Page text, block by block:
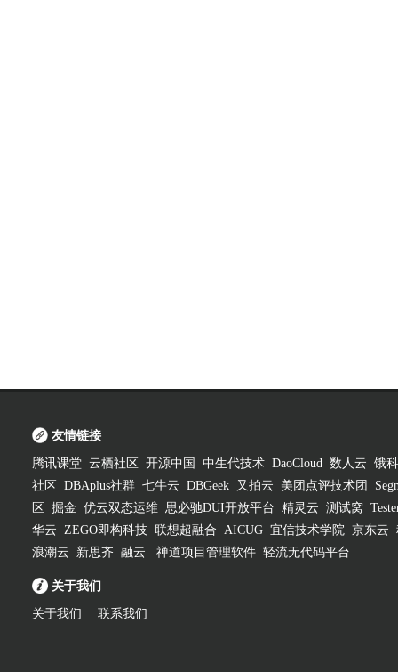
友情链接
腾讯课堂 云栖社区 开源中国 中生代技术 DaoCloud 数人云 饿
社区
DBAplus社群 七牛云 DBGeek 又拍云 美团点评技术团
区
掘金 优云双态运维 思必驰DUI开放平台 精灵云 测试窝
华云 ZEGO即构科技 联想超融合 AICUG 宜信技术学院 京东云
浪潮云
新思齐 融云 禅道项目管理软件 轻流无代码平台
关于我们
关于我们 联系我们